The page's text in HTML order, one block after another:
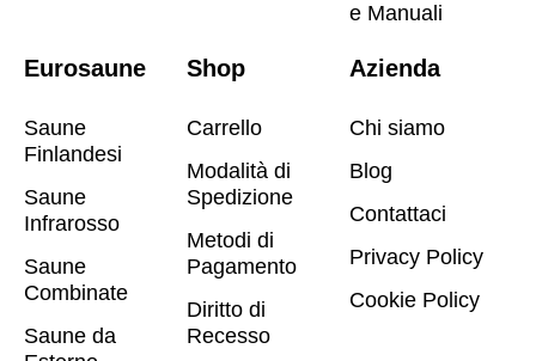
e Manuali
Eurosaune
Saune
Finlandesi
Saune
Infrarosso
Saune
Combinate
Saune da
Shop
Carrello
Modalità di
Spedizione
Metodi di
Pagamento
Diritto di
Recesso
Azienda
Chi siamo
Blog
Contattaci
Privacy Policy
Cookie Policy